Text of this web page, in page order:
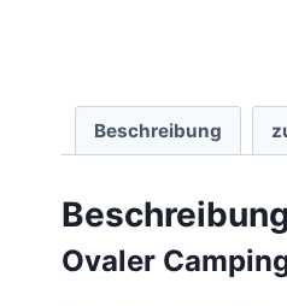
Beschreibung
Beschreibung
Ovaler